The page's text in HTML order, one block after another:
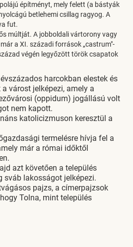
építményt, mely felett (a bástyák
betlehemi csillag ragyog. A
fut.
múltját. A jobboldali vártorony vagy
a XI. századi források „castrum"-
végén legyőzött török csapatok
harcokban elestek és
várost jelképezi, amely a
(oppidum) jogállású volt
nem kapott.
katolicizmuson keresztül a
termelésre hívja fel a
már a római időktől
azt követően a település
sváb lakosságot jelképezi.
pajzs, a címerpajzsok
Tolna, mint település